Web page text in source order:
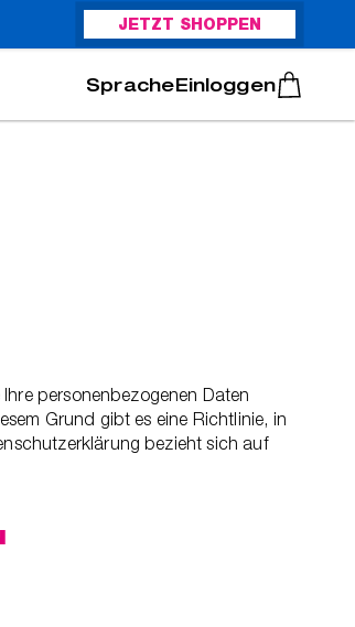
JETZT SHOPPEN
Português
Einloggen
personenbezogenen Daten
Grund gibt es eine Richtlinie, in
bezieht sich auf